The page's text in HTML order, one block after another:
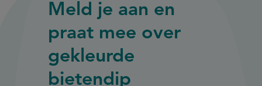
Meld je aan en
praat mee over
gekleurde
bietendip